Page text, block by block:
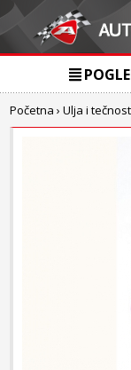
Početna ›Ulja i